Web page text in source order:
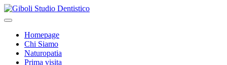
Skip
to
Homepage
Chi Siamo
Naturopatia
Prima visita